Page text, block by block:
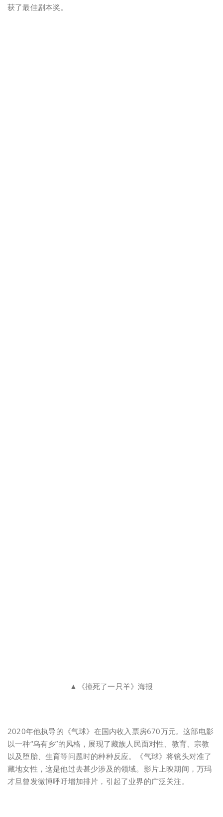
获了最佳剧本奖。
▲《撞死了一只羊》海报
2020年他执导的《气球》在国内收入票房670万元。这部电影
以一种“乌有乡”的风格，展现了藏族人民面对性、教育、宗教
以及堕胎、生育等问题时的种种反应。《气球》将镜头对准了
藏地女性，这是他过去甚少涉及的领域。影片上映期间，万玛
才旦曾发微博呼吁增加排片，引起了业界的广泛关注。